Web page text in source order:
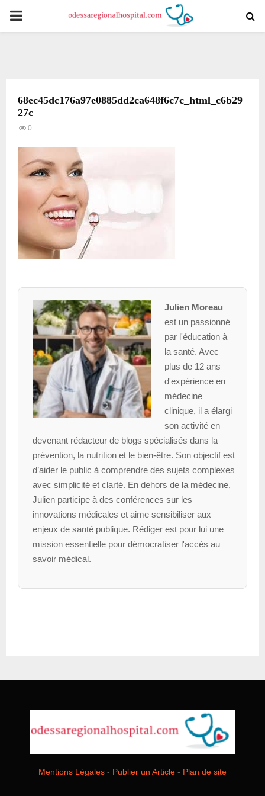
PRIMARY
68ec45dc176a97e0885dd2ca648f6c7c_html_c6b29
27c
0
Julien Moreau
est un passionné
par l'éducation à
la santé. Avec
plus de 12 ans
d'expérience en
médecine
clinique, il a élargi
son activité en
devenant rédacteur de blogs spécialisés dans la
prévention, la nutrition et le bien-être. Son objectif est
d’aider le public à comprendre des sujets complexes
avec simplicité et clarté. En dehors de la médecine,
Julien participe à des conférences sur les
innovations médicales et aime sensibiliser aux
enjeux de santé publique. Rédiger est pour lui une
mission essentielle pour démocratiser l'accès au
savoir médical.
Mentions Légales - Publier un Article - Plan de site